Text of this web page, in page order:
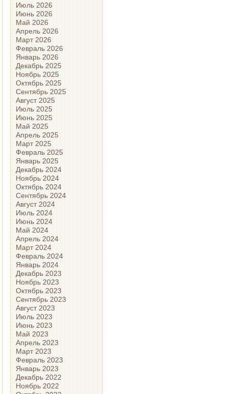
Июль 2026
Июнь 2026
Май 2026
Апрель 2026
Март 2026
Февраль 2026
Январь 2026
Декабрь 2025
Ноябрь 2025
Октябрь 2025
Сентябрь 2025
Август 2025
Июль 2025
Июнь 2025
Май 2025
Апрель 2025
Март 2025
Февраль 2025
Январь 2025
Декабрь 2024
Ноябрь 2024
Октябрь 2024
Сентябрь 2024
Август 2024
Июль 2024
Июнь 2024
Май 2024
Апрель 2024
Март 2024
Февраль 2024
Январь 2024
Декабрь 2023
Ноябрь 2023
Октябрь 2023
Сентябрь 2023
Август 2023
Июль 2023
Июнь 2023
Май 2023
Апрель 2023
Март 2023
Февраль 2023
Январь 2023
Декабрь 2022
Ноябрь 2022